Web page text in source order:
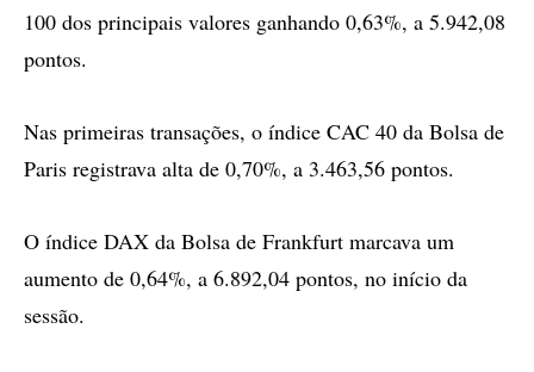
100 dos principais valores ganhando 0,63%, a 5.942,08
pontos.
Nas primeiras transações, o índice CAC 40 da Bolsa de
Paris registrava alta de 0,70%, a 3.463,56 pontos.
O índice DAX da Bolsa de Frankfurt marcava um
aumento de 0,64%, a 6.892,04 pontos, no início da
sessão.